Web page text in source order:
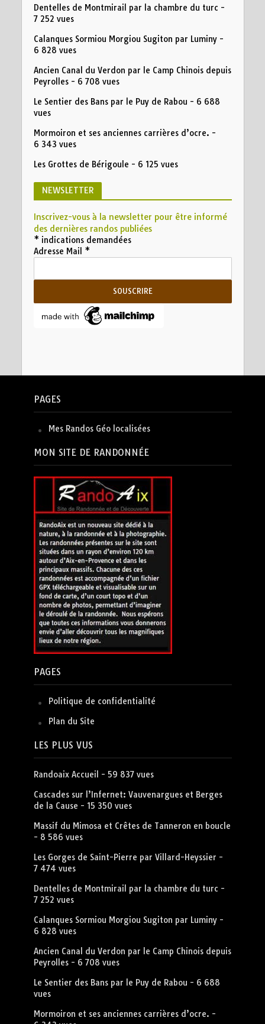
Dentelles de Montmirail par la chambre du turc -
7 252 vues
Calanques Sormiou Morgiou Sugiton par Luminy-
6 828 vues
Ancien Canal du Verdon par le Camp Chinois depuis
Peyrolles- 6 708 vues
Le Sentier des Bans par le Puy de Rabou - 6 688
vues
Mormoiron et ses anciennes carrières d’ocre. -
6 343 vues
Les Grottes de Bérigoule - 6 125 vues
NEWSLETTER
Inscrivez-vous à la newsletter pour être informé
des dernières randos publiées
* indications demandées
Adresse Mail *
PAGES
Mes Randos Géo localisées
MON SITE DE RANDONNÉE
PAGES
Politique de confidentialité
Plan du Site
LES PLUS VUS
Randoaix Accueil - 59 837 vues
Cascades sur l’Infernet: Vauvenargues et Berges
de la Cause - 15 350 vues
Massif du Mimosa et Crêtes de Tanneron en boucle
- 8 586 vues
Les Gorges de Saint-Pierre par Villard-Heyssier -
7 474 vues
Dentelles de Montmirail par la chambre du turc -
7 252 vues
Calanques Sormiou Morgiou Sugiton par Luminy-
6 828 vues
Ancien Canal du Verdon par le Camp Chinois depuis
Peyrolles- 6 708 vues
Le Sentier des Bans par le Puy de Rabou - 6 688
vues
Mormoiron et ses anciennes carrières d’ocre. -